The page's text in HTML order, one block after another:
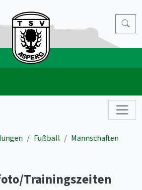
Fußball
Mannschaften
Trainingszeiten